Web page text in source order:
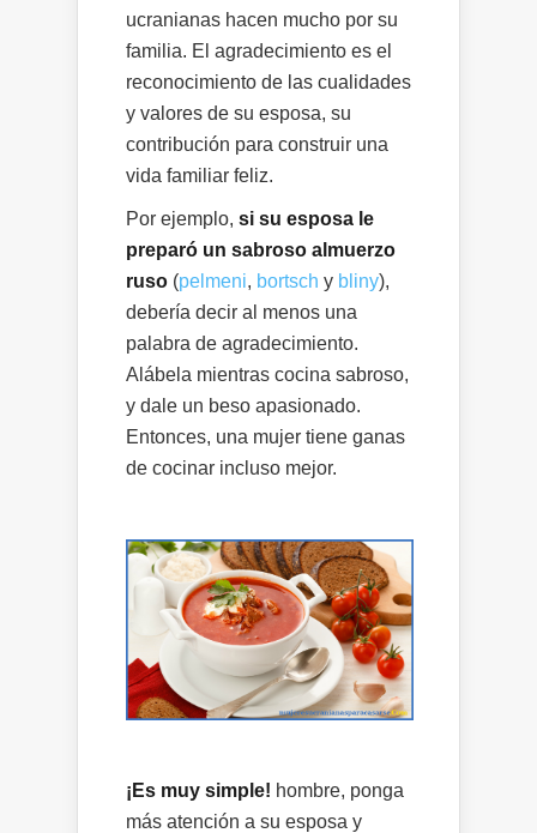
ucranianas hacen mucho por su
familia. El agradecimiento es el
reconocimiento de las cualidades
y valores de su esposa, su
contribución para construir una
vida familiar feliz.
Por ejemplo, si su esposa le
preparó un sabroso almuerzo
ruso (pelmeni, bortsch y bliny),
debería decir al menos una
palabra de agradecimiento.
Alábela mientras cocina sabroso,
y dale un beso apasionado.
Entonces, una mujer tiene ganas
de cocinar incluso mejor.
¡Es muy simple! hombre, ponga
más atención a su esposa y